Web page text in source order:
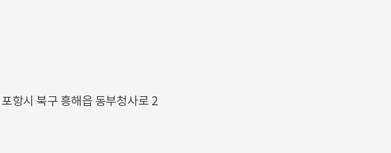
항시 북구 흥해읍 동부청사로 2